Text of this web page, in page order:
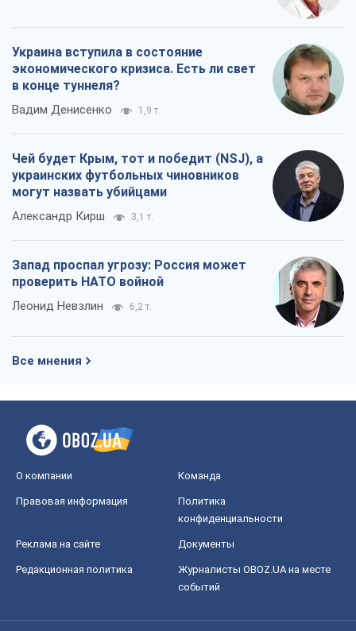
Украина вступила в состояние
экономического кризиса. Есть ли свет
в конце туннеля?
Вадим Денисенко 1,9 т.
Чей будет Крым, тот и победит (NSJ), а
украинских футбольных чиновников
могут назвать убийцами
Александр Кирш 3,1 т.
Запад проспал угрозу: Россия может
проверить НАТО войной
Леонид Невзлин 6,2 т.
Все мнения
О компании Команда
Правовая информация
Политика
конфиденциальности
Реклама на сайте Документы
Редакционная политика
Журналисты OBOZ.UA на месте
событий